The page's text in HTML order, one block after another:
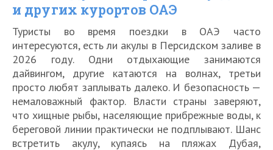
и других курортов ОАЭ
Туристы во время поездки в ОАЭ часто
интересуются, есть ли акулы в Персидском заливе в
2026 году. Одни отдыхающие занимаются
дайвингом, другие катаются на волнах, третьи
просто любят заплывать далеко. И безопасность —
немаловажный фактор. Власти страны заверяют,
что хищные рыбы, населяющие прибрежные воды, к
береговой линии практически не подплывают. Шанс
встретить акулу, купаясь на пляжах Дубая,